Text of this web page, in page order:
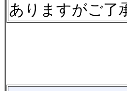
ありますがご了